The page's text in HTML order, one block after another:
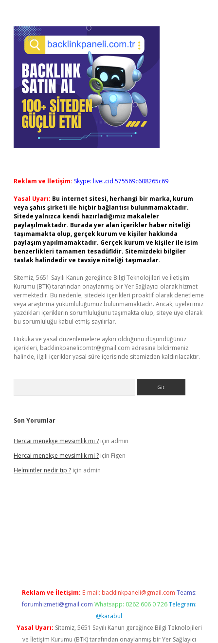
Reklam ve İletişim: Skype: live:.cid.575569c608265c69
Yasal Uyarı: Bu internet sitesi, herhangi bir marka, kurum
veya şahıs şirketi ile hiçbir bağlantısı bulunmamaktadır.
Sitede yalnızca kendi hazırladığımız makaleler
paylaşılmaktadır. Burada yer alan içerikler haber niteliği
taşımamakta olup, gerçek kurum ve kişiler hakkında
paylaşım yapılmamaktadır. Gerçek kurum ve kişiler ile isim
benzerlikleri tamamen tesadüfidir. Sitemizdeki bilgiler
taslak halindedir ve tavsiye niteliği taşımazlar.
Sitemiz, 5651 Sayılı Kanun gereğince Bilgi Teknolojileri ve İletişim
Kurumu (BTK) tarafından onaylanmış bir Yer Sağlayıcı olarak hizmet
vermektedir. Bu nedenle, sitedeki içerikleri proaktif olarak denetleme
veya araştırma yükümlülüğümüz bulunmamaktadır. Ancak, üyelerimiz
yazdıkları içeriklerin sorumluluğunu taşımakta olup, siteye üye olarak
bu sorumluluğu kabul etmiş sayılırlar.
Hukuka ve yasal düzenlemelere aykırı olduğunu düşündüğünüz
içerikleri, backlinkpanelicomtr@gmail.com adresine bildirmeniz
halinde, ilgili içerikler yasal süre içerisinde sitemizden kaldırılacaktır.
Son Yorumlar
Hercai menekşe mevsimlik mi ? için admin
Hercai menekşe mevsimlik mi ? için Figen
Helmintler nedir tıp ? için admin
Reklam ve İletişim: E-mail: backlinkpaneli@gmail.com Teams:
forumhizmeti@gmail.com Whatsapp: 0262 606 0 726 Telegram:
@karabul
Yasal Uyarı: Sitemiz, 5651 Sayılı Kanun gereğince Bilgi Teknolojileri
ve İletişim Kurumu (BTK) tarafından onaylanmış bir Yer Sağlayıcı